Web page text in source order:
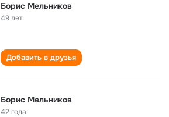
Борис Мельников
49 лет
Добавить в друзья
Борис Мельников
42 года